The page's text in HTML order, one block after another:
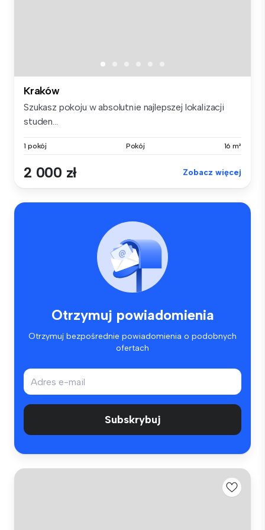
Kraków
Szukasz pokoju w absolutnie najlepszej lokalizacji
studen...
1 pokój Pokój 16 m²
2 000 zł Zobacz więcej
Otrzymuj powiadomienia
Otrzymuj bezpośrednie powiadomienia o podobnych
ofertach
Subskrybuj